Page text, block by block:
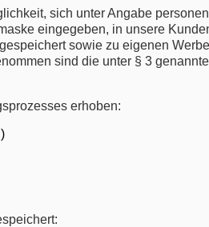
sich unter Angabe
eingegeben, in unsere
sowie zu eigenen
sind die unter § 3
erhoben: